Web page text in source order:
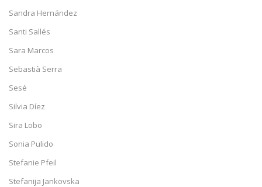
Sandra Hernández
Santi Sallés
Sara Marcos
Sebastià Serra
Sesé
Silvia Díez
Sira Lobo
Sonia Pulido
Stefanie Pfeil
Stefanija Jankovska